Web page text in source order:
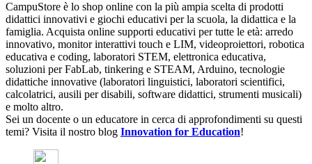
CampuStore è lo shop online con la più ampia scelta di prodotti
didattici innovativi e giochi educativi per la scuola, la didattica e la
famiglia. Acquista online supporti educativi per tutte le età: arredo
innovativo, monitor interattivi touch e LIM, videoproiettori, robotica
educativa e coding, laboratori STEM, elettronica educativa,
soluzioni per FabLab, tinkering e STEAM, Arduino, tecnologie
didattiche innovative (laboratori linguistici, laboratori scientifici,
calcolatrici, ausili per disabili, software didattici, strumenti musicali)
e molto altro.
Sei un docente o un educatore in cerca di approfondimenti su questi
temi? Visita il nostro blog Innovation for Education!